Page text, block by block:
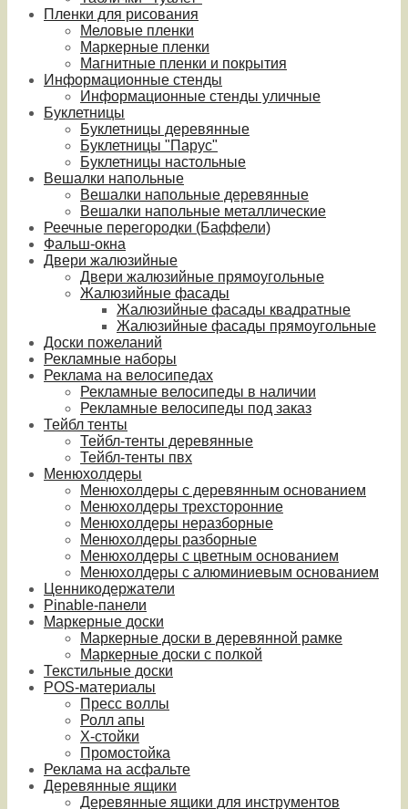
Пленки для рисования
Меловые пленки
Маркерные пленки
Магнитные пленки и покрытия
Информационные стенды
Информационные стенды уличные
Буклетницы
Буклетницы деревянные
Буклетницы "Парус"
Буклетницы настольные
Вешалки напольные
Вешалки напольные деревянные
Вешалки напольные металлические
Реечные перегородки (Баффели)
Фальш-окна
Двери жалюзийные
Двери жалюзийные прямоугольные
Жалюзийные фасады
Жалюзийные фасады квадратные
Жалюзийные фасады прямоугольные
Доски пожеланий
Рекламные наборы
Реклама на велосипедах
Рекламные велосипеды в наличии
Рекламные велосипеды под заказ
Тейбл тенты
Тейбл-тенты деревянные
Тейбл-тенты пвх
Менюхолдеры
Менюхолдеры с деревянным основанием
Менюхолдеры трехсторонние
Менюхолдеры неразборные
Менюхолдеры разборные
Менюхолдеры с цветным основанием
Менюхолдеры с алюминиевым основанием
Ценникодержатели
Pinable-панели
Маркерные доски
Маркерные доски в деревянной рамке
Маркерные доски с полкой
Текстильные доски
POS-материалы
Пресс воллы
Ролл апы
Х-стойки
Промостойка
Реклама на асфальте
Деревянные ящики
Деревянные ящики для инструментов